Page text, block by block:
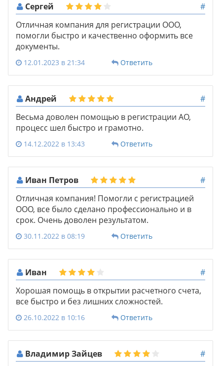
Сергей
#
Отличная компания для регистрации ООО,
помогли быстро и качественно оформить все
документы.
12.01.2023 в 21:34 Ответить
Андрей
#
Весьма доволен помощью в регистрации АО,
процесс шел быстро и грамотно.
14.12.2022 в 13:43 Ответить
Иван Петров
#
Отличная компания! Помогли с регистрацией
ООО, все было сделано профессионально и в
срок. Очень доволен результатом.
30.11.2022 в 08:19 Ответить
Иван
#
Хорошая помощь в открытии расчетного счета,
все быстро и без лишних сложностей.
26.10.2022 в 10:16 Ответить
Владимир Зайцев
#